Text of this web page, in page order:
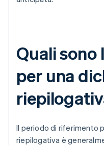
Quali sono
per una
Il periodo di riferimento
riepilogativa è